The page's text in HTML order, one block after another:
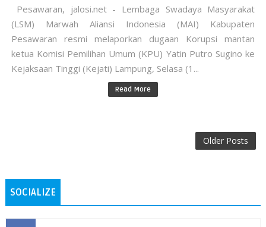
Pesawaran, jalosi.net - Lembaga Swadaya Masyarakat
(LSM) Marwah Aliansi Indonesia (MAI) Kabupaten
Pesawaran resmi melaporkan dugaan Korupsi mantan
ketua Komisi Pemilihan Umum (KPU) Yatin Putro Sugino ke
Kejaksaan Tinggi (Kejati) Lampung, Selasa (1...
Read More
Older Posts
SOCIALIZE